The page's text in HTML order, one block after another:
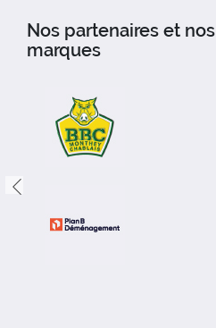
Nos partenaires et nos
marques